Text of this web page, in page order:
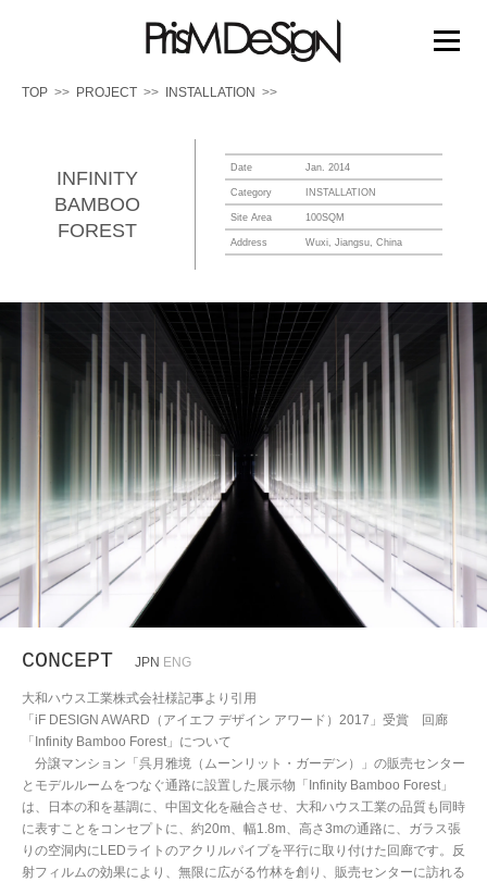
メニュー
ABOUT US WORK FLOW
TOP PROJECT INSTALLATION
INFINITY
BAMBOO
FOREST
Date Jan. 2014
Category INSTALLATION
Site Area 100SQM
Address Wuxi, Jiangsu, China
CONCEPT JPN ENG
大和ハウス工業株式会社様記事より引用
「iF DESIGN AWARD（アイエフ デザイン アワード）2017」受賞 回廊
「Infinity Bamboo Forest」について
分譲マンション「呉月雅境（ムーンリット・ガーデン）」の販売センター
とモデルルームをつなぐ通路に設置した展示物「Infinity Bamboo Forest」
は、日本の和を基調に、中国文化を融合させ、大和ハウス工業の品質も同時
に表すことをコンセプトに、約20m、幅1.8m、高さ3mの通路に、ガラス張
りの空洞内にLEDライトのアクリルパイプを平行に取り付けた回廊です。反
射フィルムの効果により、無限に広がる竹林を創り、販売センターに訪れる